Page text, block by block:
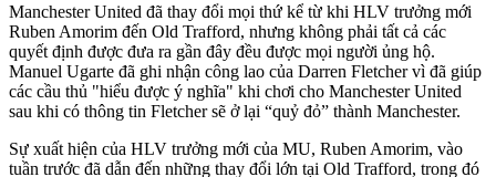
Manchester United đã thay đổi mọi thứ kể từ khi HLV trưởng mới
Ruben Amorim đến Old Trafford, nhưng không phải tất cả các
quyết định được đưa ra gần đây đều được mọi người ủng hộ.
Manuel Ugarte đã ghi nhận công lao của Darren Fletcher vì đã giúp
các cầu thủ "hiểu được ý nghĩa" khi chơi cho Manchester United
sau khi có thông tin Fletcher sẽ ở lại “quỷ đỏ” thành Manchester.
Sự xuất hiện của HLV trưởng mới của MU, Ruben Amorim, vào
tuần trước đã dẫn đến những thay đổi lớn tại Old Trafford, trong đó